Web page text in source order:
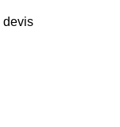
devis